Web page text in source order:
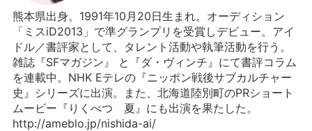
熊本県出身。1991年10月20日生まれ。オーディション
「ミスiD2013」で準グランプリを受賞しデビュー。アイ
ドル／書評家として、タレント活動や執筆活動を行う。
雑誌『SFマガジン』 と『ダ・ヴィンチ』にて書評コラム
を連載中。NHK Eテレの『ニッポン戦後サブカルチャー
史』シリーズに出演。また、北海道陸別町のPRショート
ムービー『りくべつ 夏』にも出演を果たした。
http://ameblo.jp/nishida-ai/